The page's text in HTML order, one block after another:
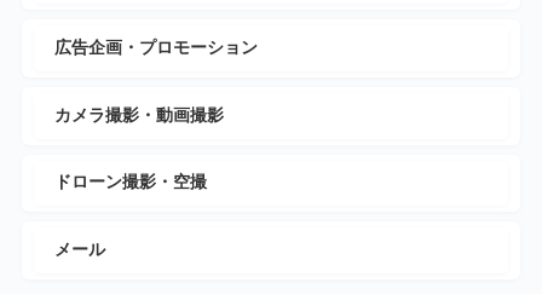
広告企画・プロモーション
カメラ撮影・動画撮影
ドローン撮影・空撮
メール